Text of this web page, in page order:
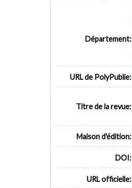
Département:
URL de PolyPublie:
Titre de la revue:
Maison d'édition:
DOI:
URL officielle: